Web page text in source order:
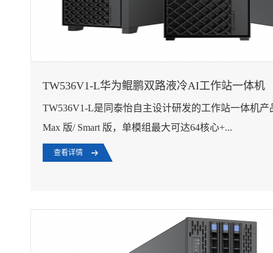
TW536V1-L华为鲲鹏双路液冷AI工作站一体机
TW536V1-L是同泰怡自主设计研发的工作站一体机产
Max 版/ Smart 版，单模组最大可达64核心+...
查看详情